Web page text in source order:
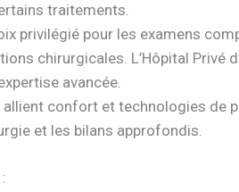
traitements.
privilégié pour les examens
chirurgicales. L’Hôpital Privé
avancée.
allient confort et technologies de
et les bilans approfondis.